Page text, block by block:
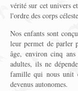
vérité sur cet univers
l'ordre des corps
Nos enfants sont
leur permet de parler
âge, environ cinq
adultes, ils ne
famille qui nous unit
devenus autonomes.